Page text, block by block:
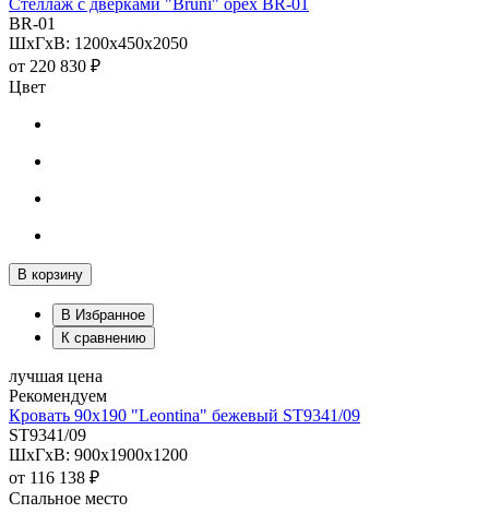
Стеллаж с дверками "Bruni" орех BR-01
BR-01
ШхГхВ: 1200х450х2050
от 220 830 ₽
Цвет
В корзину
В Избранное
К сравнению
лучшая цена
Рекомендуем
Кровать 90х190 "Leontina" бежевый ST9341/09
ST9341/09
ШхГхВ: 900х1900х1200
от 116 138 ₽
Спальное место